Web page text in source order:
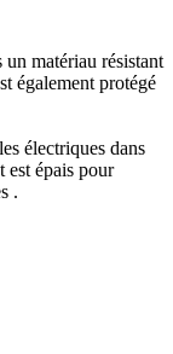
matériau résistant
également protégé
électriques dans
est épais pour
.